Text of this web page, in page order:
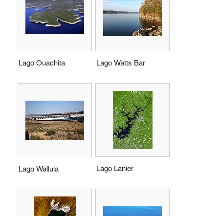
Lago Ouachita Lago Watts Bar
Lago Wallula Lago Lanier